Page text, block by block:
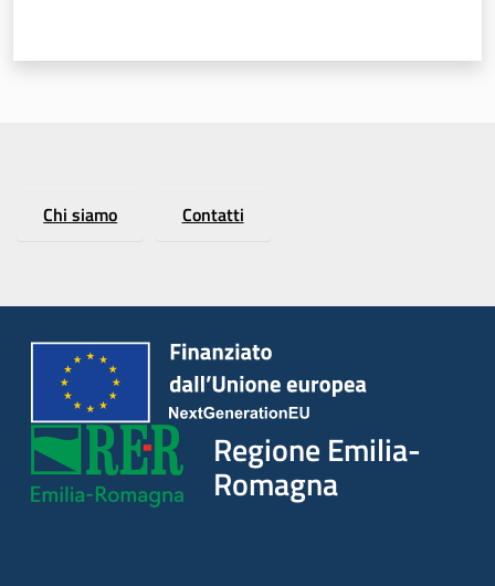
Chi siamo Contatti
Regione Emilia-
Romagna